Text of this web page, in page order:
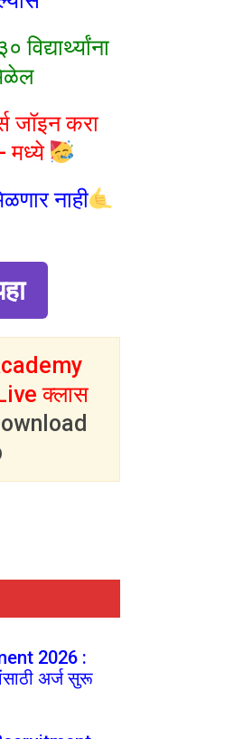
जॉइन करा
मध्ये
नाही
क्लास
2026 :
अर्ज सुरू